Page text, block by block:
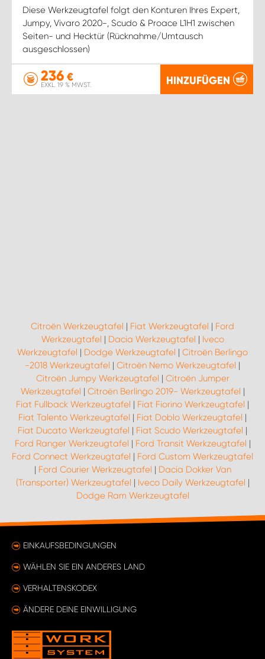
Diese Werkzeugtafel folgt den Konturen Ihres Expert,
Jumpy, Vivaro 2020-, Scudo & Proace L1H1 zwischen
Seiten- und Hecktür (Rücknahme/Umtausch
ausgeschlossen)
236 €
EXKL. 19 % MWST. HINZUFÜGEN
Citroën Werkzeugtafel | Fiat Werkzeugtafel | Ford
Werkzeugtafel | Dacia Werkzeugtafel | Iveco
Werkzeugtafel | Dodge Werkzeugtafel | Citroën Berlingo
-2018 Werkzeugtafel | Citroën Nemo Werkzeugtafel |
Citroën Jumpy Werkzeugtafel | Citroën Jumper
Werkzeugtafel | Citroën Berlingo 2019- Werkzeugtafel |
Fiat Fullback Werkzeugtafel | Fiat Fiorino Werkzeugtafel |
Fiat Talento Werkzeugtafel | Fiat Doblo Werkzeugtafel |
Fiat Ducato Werkzeugtafel | Fiat Scudo Werkzeugtafel |
Ford Ranger Werkzeugtafel | Ford Transit Werkzeugtafel |
Ford Connect Werkzeugtafel | Ford Custom Werkzeugtafel
| Ford Courier Werkzeugtafel | Dacia Dokker Van
(Transporter) Werkzeugtafel | Iveco Daily Werkzeugtafel |
Dodge Ram Werkzeugtafel
EINKAUFSBEDINGUNGEN
WÄHLEN SIE EIN ANDERES LAND
VERHALTENSKODEX
ÄNDERE DEINE EINWILLIGUNG